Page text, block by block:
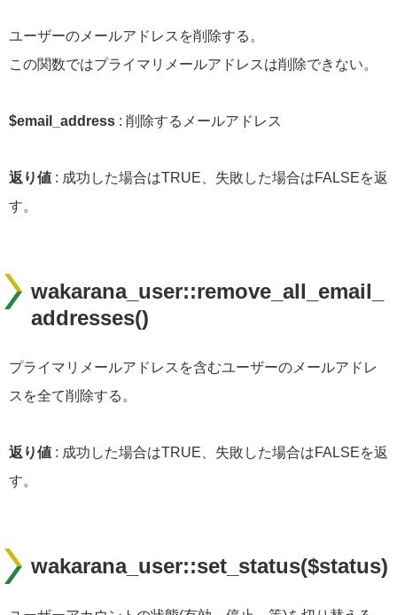
ユーザーのメールアドレスを削除する。
この関数ではプライマリメールアドレスは削除できない。
$email_address : 削除するメールアドレス
返り値 : 成功した場合はTRUE、失敗した場合はFALSEを返
す。
wakarana_user::remove_all_email_
addresses()
プライマリメールアドレスを含むユーザーのメールアドレ
スを全て削除する。
返り値 : 成功した場合はTRUE、失敗した場合はFALSEを返
す。
wakarana_user::set_status($status)